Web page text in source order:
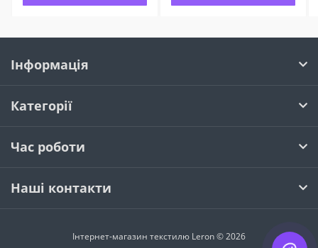
Інформація
Категорії
Час роботи
Наші контакти
Інтернет-магазин текстилю Leron © 2026